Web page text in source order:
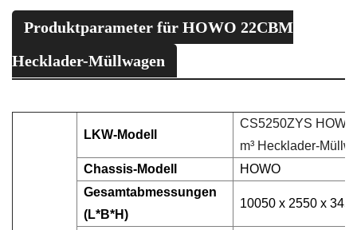
Produktparameter für HOWO 22CBM
Hecklader-Müllwagen
LKW-Modell
CS5250ZYS
m³ Hecklader-
Chassis-Modell
HOWO
Gesamtabmessungen
(L*B*H)
10050 x 2550 x